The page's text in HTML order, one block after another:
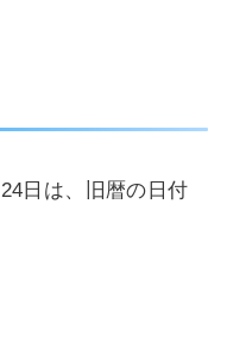
日は、旧暦の日付